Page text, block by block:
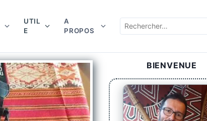
UTIL
E
A
PROPOS
BIENVENUE